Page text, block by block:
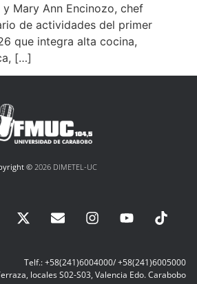
Mary Ann Encinozo, chef
de actividades del primer
que integra alta cocina,
[…]
©2026 DIMETEL-UC
Telf.: +58(241)6004000/ +58(241)6005000
locales S02-S03, Valencia Edo. Carabobo